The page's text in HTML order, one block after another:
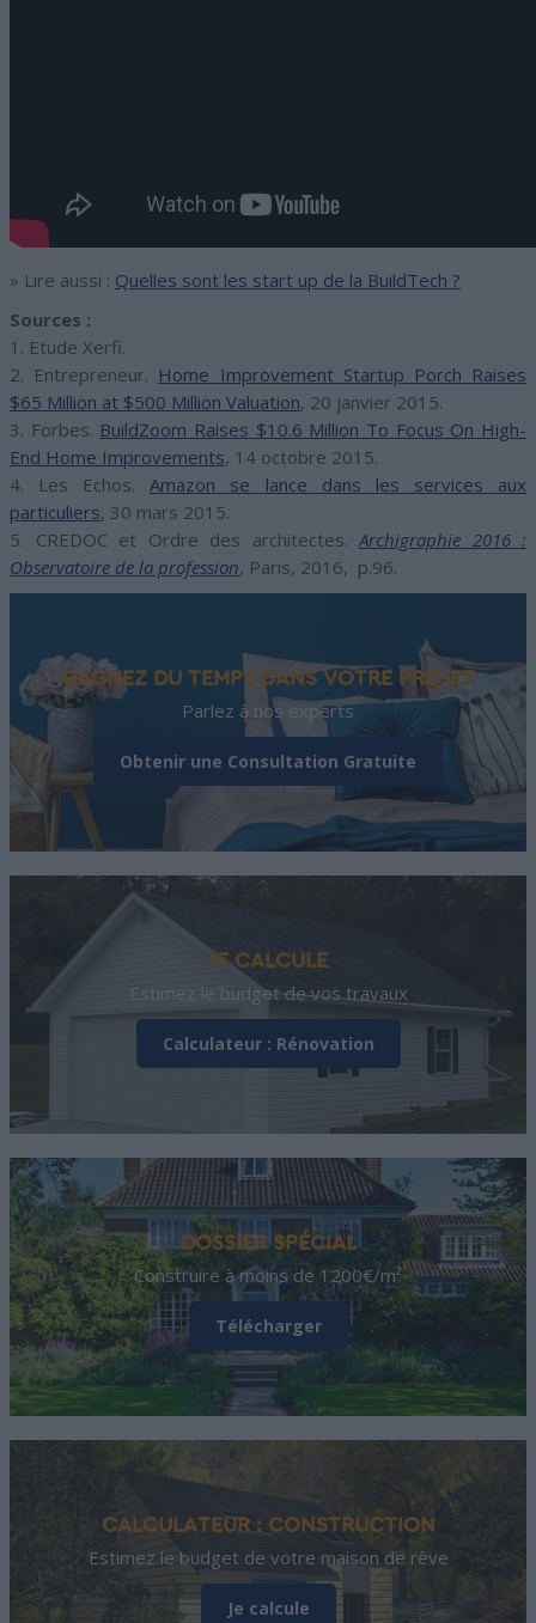
» Lire aussi : Quelles sont les start up de la BuildTech ?
Sources :
1. Etude Xerfi.
2. Entrepreneur. Home Improvement Startup Porch Raises
$65 Million at $500 Million Valuation, 20 janvier 2015.
3. Forbes. BuildZoom Raises $10.6 Million To Focus On High-
End Home Improvements, 14 octobre 2015.
4. Les Echos.Amazon se lance dans les services aux
particuliers, 30 mars 2015.
5. CREDOC et Ordre des architectes.Archigraphie 2016 :
Observatoire de la profession, Paris, 2016, p.96.
GAGNEZ DU TEMPS DANS VOTRE PROJET
Parlez à nos experts
Obtenir une Consultation Gratuite
JE CALCULE
Estimez le budget de vos travaux
Calculateur : Rénovation
DOSSIER SPÉCIAL
Construire à moins de 1200€/m²
Télécharger
CALCULATEUR : CONSTRUCTION
Estimez le budget de votre maison de rêve
Je calcule